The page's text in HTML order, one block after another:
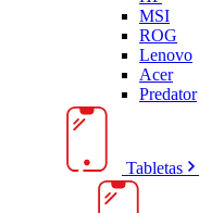
MSI
ROG
Lenovo
Acer
Predator
Tabletas